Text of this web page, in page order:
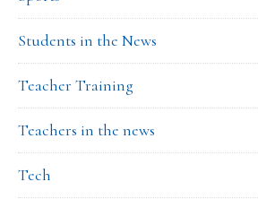
Students in the News
Teacher Training
Teachers in the news
Tech